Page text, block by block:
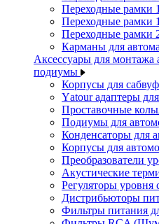
Переходные рамки
Переходные рамки
Переходные рамки
Карманы для
Аксессуары для монтажа
подиумы
Корпусы для
Yаtour адаптеры
Проставочные
Подиумы для
Конденсаторы для
Корпусы для
Преобразователи
Акустические
Регуляторы уровня
Дистрибьюторы
Фильтры питания